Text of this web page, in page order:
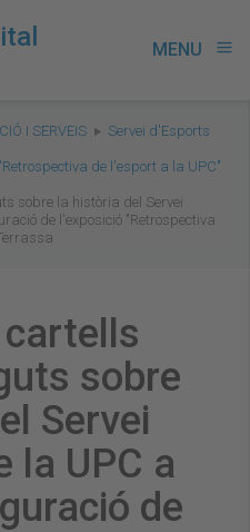
MENU menu
I SERVEIS
Servei d'Esports
de l'esport a la UPC"
sobre la història del Servei
de l'exposició "Retrospectiva
cartells
sobre
Servei
la UPC a
de